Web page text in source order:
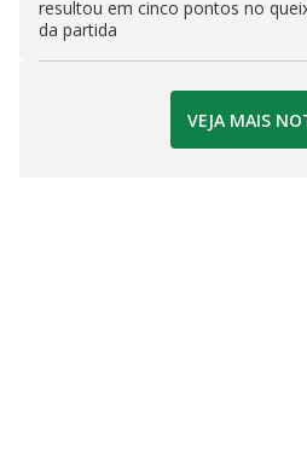
resultou em cinco pontos no
da partida
VEJA MAIS